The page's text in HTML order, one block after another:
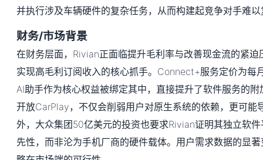
并执行涉及车辆硬件的复杂任务，从而构建起竞争对手难
财务/市场背景
在财务层面，Rivian正面临提升毛利率与改善现金流的紧
实现高毛利订阅收入的核心抓手。Connect+服务定价为每
AI助手作为核心权益被绑定其中，直接提升了软件服务的
开放CarPlay，不仅会削弱用户对原生系统的依赖，更可能
外，大众集团50亿美元的投资也要求Rivian证明其独立软
先性，而非沦为手机厂商的硬件载体。用户需求数据的显